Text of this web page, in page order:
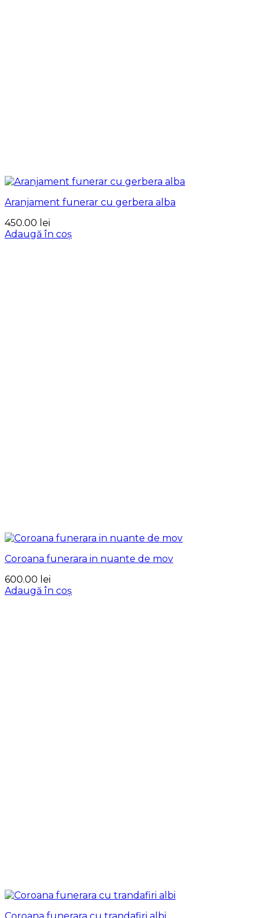
Aranjament funerar cu gerbera alba
450.00 lei
Adaugă în coș
Coroana funerara in nuante de mov
600.00 lei
Adaugă în coș